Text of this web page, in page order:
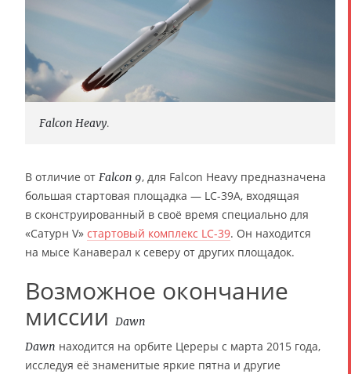
Falcon Heavy.
В отличие от Falcon 9, для Falcon Heavy предназначена
большая стартовая площадка — LC-39A, входящая
в сконструированный в своё время специально для
«Сатурн V» стартовый комплекс LC-39. Он находится
на мысе Канаверал к северу от других площадок.
Возможное окончание
миссии Dawn
Dawn находится на орбите Цереры с марта 2015 года,
исследуя её знаменитые яркие пятна и другие